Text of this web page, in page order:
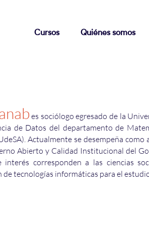
Cursos Quiénes somos
es sociólogo egresado de la
de Datos del departamento de
Actualmente se desempeña como
Abierto y Calidad Institucional del
interés corresponden a las ciencias
tecnologías informáticas para el